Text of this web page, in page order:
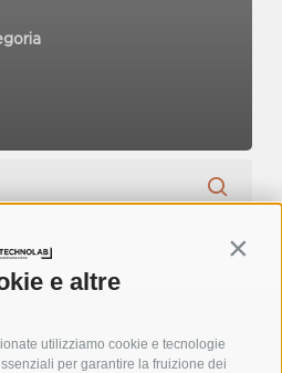
e altre
utilizziamo cookie e tecnologie
per garantire la fruizione dei